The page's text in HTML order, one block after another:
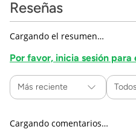
Reseñas
Cargando el resumen…
Por favor, inicia sesión
Más reciente Todos
Cargando comentarios…